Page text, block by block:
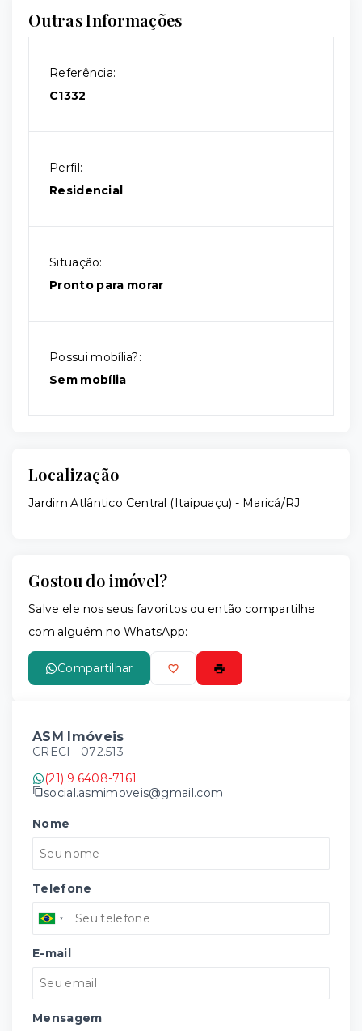
Outras Informações
Referência:
C1332
Perfil:
Residencial
Situação:
Pronto para morar
Possui mobília?:
Sem mobília
Localização
Jardim Atlântico Central (Itaipuaçu) - Maricá/RJ
Gostou do imóvel?
Salve ele nos seus favoritos ou então compartilhe
com alguém no WhatsApp:
Compartilhar
ASM Imóveis
CRECI - 072.513
(21) 9 6408-7161
social.asmimoveis@gmail.com
Nome
Telefone
E-mail
Mensagem